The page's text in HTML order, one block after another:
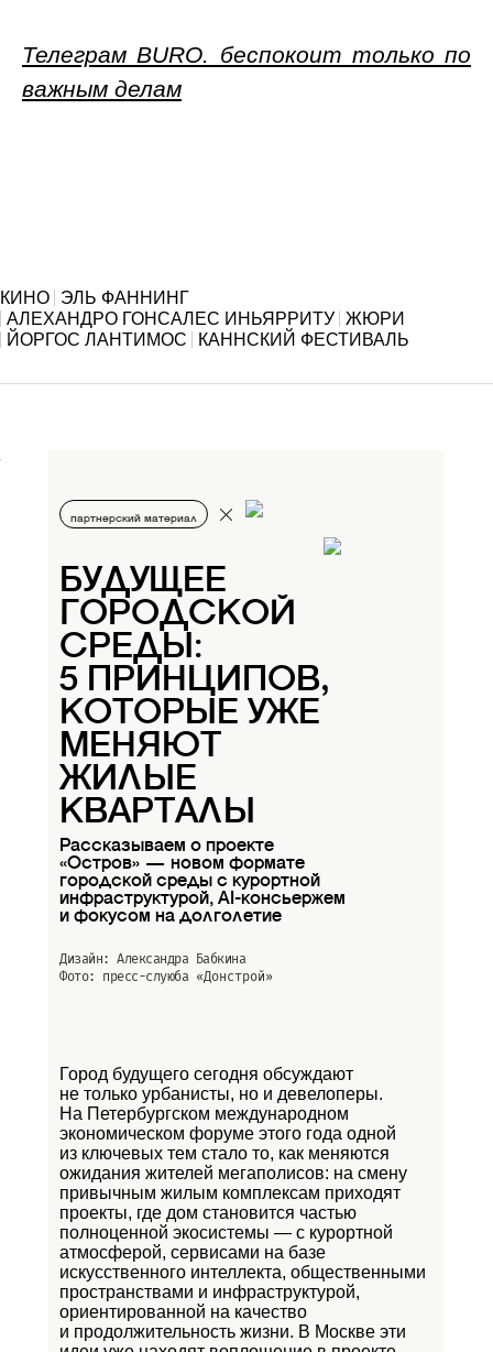
Телеграм BURO. беспокоит только по
важным делам
КИНО
ЭЛЬ ФАННИНГ
АЛЕХАНДРО ГОНСАЛЕС ИНЬЯРРИТУ ЖЮРИ
ЙОРГОС ЛАНТИМОС
КАННСКИЙ ФЕСТИВАЛЬ
партнерский материал
БУДУЩЕЕ
ГОРОДСКОЙ
СРЕДЫ:
5 ПРИНЦИПОВ,
КОТОРЫЕ УЖЕ
МЕНЯЮТ
ЖИЛЫЕ
КВАРТАЛЫ
Рассказываем о проекте
«Остров» — новом формате
городской среды с курортной
инфраструктурой, AI-консьержем
и фокусом на долголетие
Дизайн: Александра Бабкина
Фото: пресс-слуюба «Донстрой»
Город будущего сегодня обсуждают
не только урбанисты, но и девелоперы.
На Петербургском международном
экономическом форуме этого года одной
из ключевых тем стало то, как меняются
ожидания жителей мегаполисов: на смену
привычным жилым комплексам приходят
проекты, где дом становится частью
полноценной экосистемы — с курортной
атмосферой, сервисами на базе
искусственного интеллекта, общественными
пространствами и инфраструктурой,
ориентированной на качество
и продолжительность жизни. В Москве эти